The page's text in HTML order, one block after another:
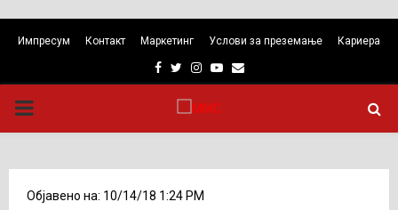
Импресум Контакт Маркетинг Услови за преземање Кариера
Facebook
TwitterInstagram
Youtube
Email
PRIMARY
Објавено на: 10/14/18 1:24 PM